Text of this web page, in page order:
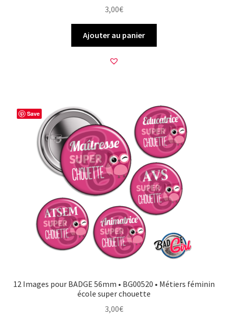
3,00€
Ajouter au panier
Save
12 Images pour BADGE 56mm • BG00520 • Métiers féminin
école super chouette
3,00€